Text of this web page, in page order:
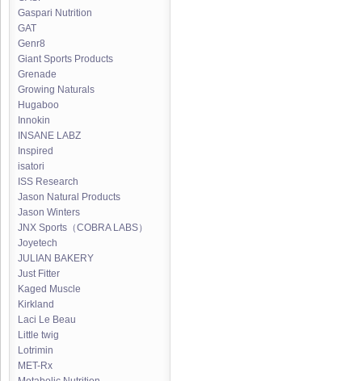
Gaspari Nutrition
GAT
Genr8
Giant Sports Products
Grenade
Growing Naturals
Hugaboo
Innokin
INSANE LABZ
Inspired
isatori
ISS Research
Jason Natural Products
Jason Winters
JNX Sports（COBRA LABS）
Joyetech
JULIAN BAKERY
Just Fitter
Kaged Muscle
Kirkland
Laci Le Beau
Little twig
Lotrimin
MET-Rx